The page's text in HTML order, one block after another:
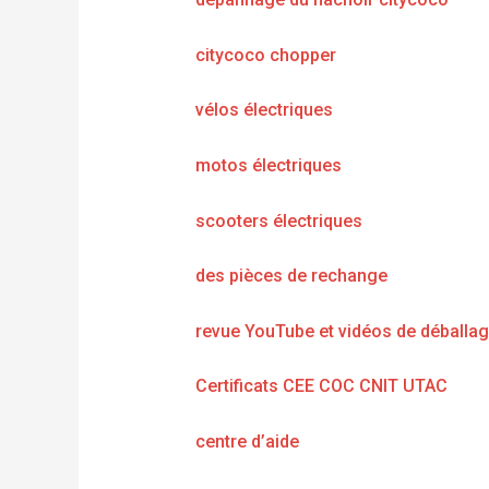
citycoco chopper
vélos électriques
motos électriques
scooters électriques
des pièces de rechange
revue YouTube et vidéos de
Certificats CEE COC CNIT UTAC
centre d’aide